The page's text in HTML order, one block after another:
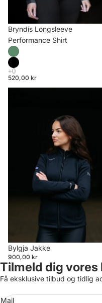
Bryndís Longsleeve
Performance Shirt
520,00 kr
Bylgja Jakke
900,00 kr
Tilmeld dig vores
Få eksklusive tilbud og tidlig
Mail